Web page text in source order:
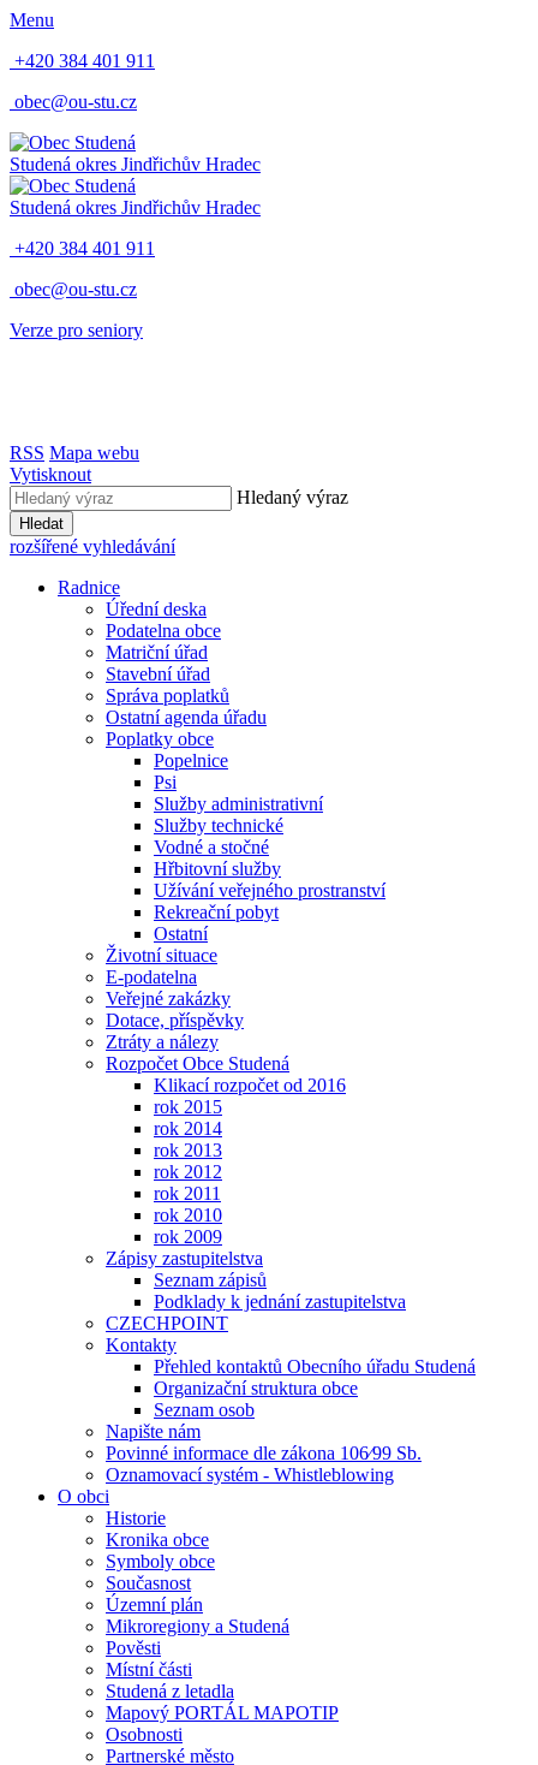
Menu
+420 384 401 911
obec@ou-stu.cz
Studená okres Jindřichův Hradec
Studená okres Jindřichův Hradec
+420 384 401 911
obec@ou-stu.cz
Verze pro seniory
RSS Mapa webu
Vytisknout
Hledaný výraz
Hledat
rozšířené vyhledávání
Radnice
Úřední deska
Podatelna obce
Matriční úřad
Stavební úřad
Správa poplatků
Ostatní agenda úřadu
Poplatky obce
Popelnice
Psi
Služby administrativní
Služby technické
Vodné a stočné
Hřbitovní služby
Užívání veřejného prostranství
Rekreační pobyt
Ostatní
Životní situace
E-podatelna
Veřejné zakázky
Dotace, příspěvky
Ztráty a nálezy
Rozpočet Obce Studená
Klikací rozpočet od 2016
rok 2015
rok 2014
rok 2013
rok 2012
rok 2011
rok 2010
rok 2009
Zápisy zastupitelstva
Seznam zápisů
Podklady k jednání zastupitelstva
CZECHPOINT
Kontakty
Přehled kontaktů Obecního úřadu Studená
Organizační struktura obce
Seznam osob
Napište nám
Povinné informace dle zákona 106⁄99 Sb.
Oznamovací systém - Whistleblowing
O obci
Historie
Kronika obce
Symboly obce
Současnost
Územní plán
Mikroregiony a Studená
Pověsti
Místní části
Studená z letadla
Mapový PORTÁL MAPOTIP
Osobnosti
Partnerské město